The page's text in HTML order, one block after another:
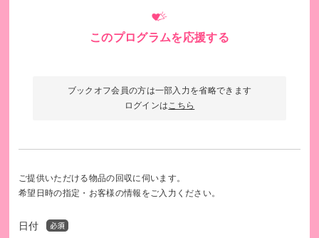
文化と経済は車の両輪 ー このように謳った関西経済同友会
このプログラムを応援する
ブックオフ会員の方は一部入力を省略できます
ログインはこちら
ご提供いただける物品の回収に伺います。
希望日時の指定・お客様の情報をご入力ください。
日付